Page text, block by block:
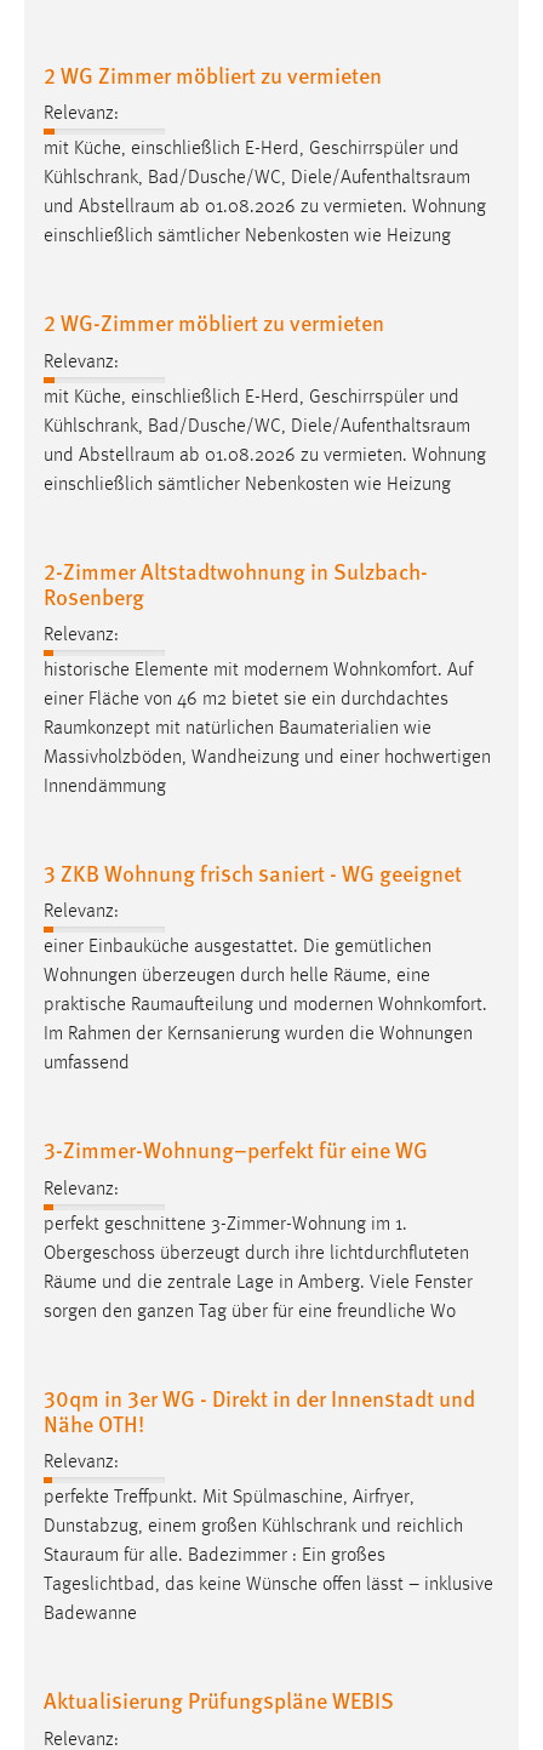
2 WG Zimmer möbliert zu vermieten
Relevanz:
mit Küche, einschließlich E-Herd, Geschirrspüler und
Kühlschrank, Bad/Dusche/WC, Diele/Aufenthaltsraum
und Abstellraum ab 01.08.2026 zu vermieten. Wohnung
einschließlich sämtlicher Nebenkosten wie Heizung
2 WG-Zimmer möbliert zu vermieten
Relevanz:
mit Küche, einschließlich E-Herd, Geschirrspüler und
Kühlschrank, Bad/Dusche/WC, Diele/Aufenthaltsraum
und Abstellraum ab 01.08.2026 zu vermieten. Wohnung
einschließlich sämtlicher Nebenkosten wie Heizung
2-Zimmer Altstadtwohnung in Sulzbach-
Rosenberg
Relevanz:
historische Elemente mit modernem Wohnkomfort. Auf
einer Fläche von 46 m2 bietet sie ein durchdachtes
Raumkonzept mit natürlichen Baumaterialien wie
Massivholzböden, Wandheizung und einer hochwertigen
Innendämmung
3 ZKB Wohnung frisch saniert - WG geeignet
Relevanz:
einer Einbauküche ausgestattet. Die gemütlichen
Wohnungen überzeugen durch helle Räume, eine
praktische Raumaufteilung und modernen Wohnkomfort.
Im Rahmen der Kernsanierung wurden die Wohnungen
umfassend
3-Zimmer-Wohnung–perfekt für eine WG
Relevanz:
perfekt geschnittene 3-Zimmer-Wohnung im 1.
Obergeschoss überzeugt durch ihre lichtdurchfluteten
Räume und die zentrale Lage in Amberg. Viele Fenster
sorgen den ganzen Tag über für eine freundliche Wo
30qm in 3er WG - Direkt in der Innenstadt und
Nähe OTH!
Relevanz:
perfekte Treffpunkt. Mit Spülmaschine, Airfryer,
Dunstabzug, einem großen Kühlschrank und reichlich
Stauraum für alle. Badezimmer : Ein großes
Tageslichtbad, das keine Wünsche offen lässt – inklusive
Badewanne
Aktualisierung Prüfungspläne WEBIS
Relevanz:
Chat
Name:
Wird benötigt um die Chatfunktion nutzen zu können.
Cookie Laufzeit:
Jahre, MIBEW_UserID = 1 Jahr
Login
Name:
fe_user, be_user, be_lastLoginProvider
Zweck:
Dieser Cookie ist notwendig um sich an der Website
einloggen zu können.
Cookie Laufzeit:
STATISTIK
Statistik Cookies erfassen Informationen anonym.
Diese Informationen helfen uns zu verstehen, wie
unsere Besucher unsere Website nutzen.
Matomo
Zweck:
Zugriffsstatistik
Cookie Laufzeit:
Max. 13 Monate
Marketing Cookies werden von Drittanbietern
Sie tun dies, indem sie Besucher über Websites
hinweg verfolgen.
Google Ads
Name:
Google Ireland Limited